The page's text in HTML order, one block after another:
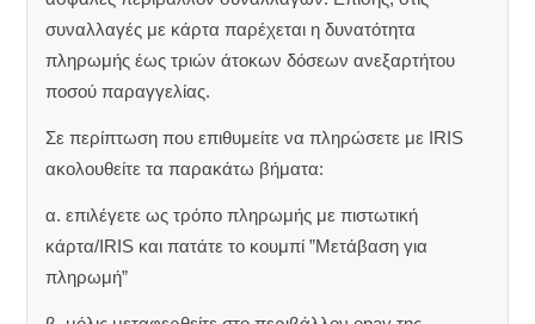
συναλλαγές με κάρτα παρέχεται η δυνατότητα
πληρωμής έως τριών άτοκων δόσεων ανεξαρτήτου
ποσού παραγγελίας.
Σε περίπτωση που επιθυμείτε να πληρώσετε με IRIS
ακολουθείτε τα παρακάτω βήματα:
α. επιλέγετε ως τρόπο πληρωμής με πιστωτική
κάρτα/IRIS και πατάτε το κουμπί ”Μετάβαση για
πληρωμή”